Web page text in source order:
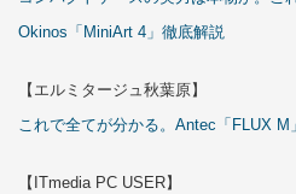
Okinos「MiniArt 4」徹底解説
【エルミタージュ秋葉原】
これで全てが分かる。Antec「FLUX M
【ITmedia PC USER】